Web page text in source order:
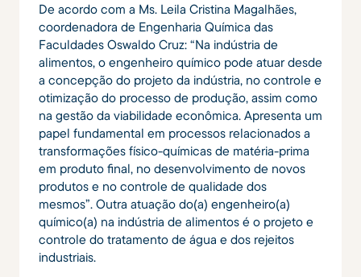
De acordo com a Ms. Leila Cristina Magalhães,
coordenadora de Engenharia Química das
Faculdades Oswaldo Cruz: “Na indústria de
alimentos, o engenheiro químico pode atuar desde
a concepção do projeto da indústria, no controle e
otimização do processo de produção, assim como
na gestão da viabilidade econômica. Apresenta um
papel fundamental em processos relacionados a
transformações físico-químicas de matéria-prima
em produto final, no desenvolvimento de novos
produtos e no controle de qualidade dos
mesmos”. Outra atuação do(a) engenheiro(a)
químico(a) na indústria de alimentos é o projeto e
controle do tratamento de água e dos rejeitos
industriais.